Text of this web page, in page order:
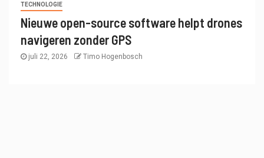
TECHNOLOGIE
Nieuwe open-source software helpt drones
navigeren zonder GPS
juli 22, 2026 Timo Hogenbosch